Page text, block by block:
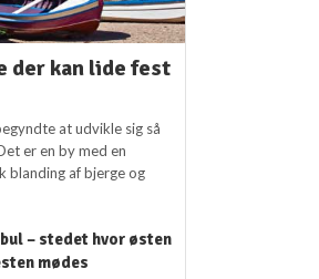
der kan lide fest
at udvikle sig så
er en by med en
blanding af bjerge og
– stedet hvor østen
mødes